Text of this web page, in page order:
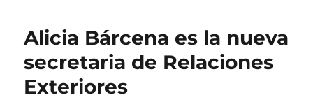
c
d
o
e
o
í
e
a
Alicia Bárcena es la nueva
secretaria de Relaciones
Exteriores